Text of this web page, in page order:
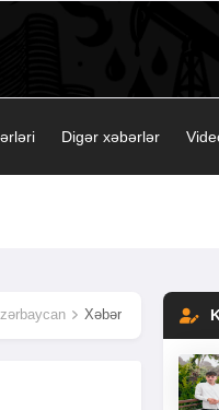
Digər xəbərlər
Xəbər